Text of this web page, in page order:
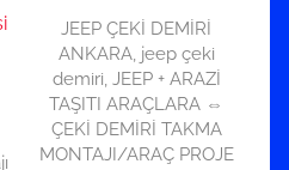
JEEP ÇEKİ DEMİRİ
ANKARA, jeep çeki
demiri, JEEP + ARAZİ
TAŞITI ARAÇLARA ⇔
ÇEKİ DEMİRİ TAKMA
MONTAJI/ARAÇ PROJE